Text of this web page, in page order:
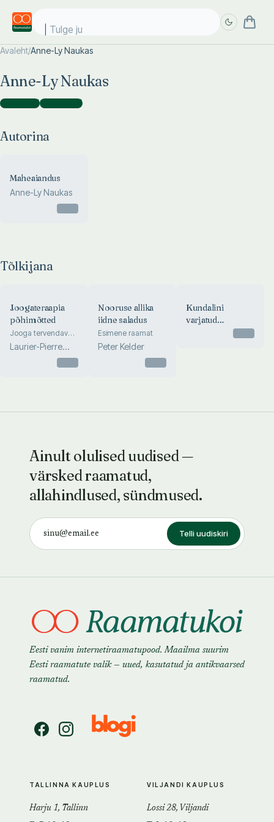
Tulge jub
Avaleht/Anne-Ly Naukas
Anne-Ly Naukas
Autorina )Tõlkijana )
Autorina
Maheaiandus
Anne-Ly Naukas
Tõlkijana
Joogateraapia
põhimõtted
Jooga tervendav
vägi ja revolutsioon
bioloogias
Laurier-Pierre
Desjardins D. O.
Nooruse allika
iidne saladus
Esimene raamat
Peter Kelder
Kundalini
varjatud
müsteeriumid
Ainult olulised uudised —
värsked raamatud,
allahindlused, sündmused.
Telli uudiskiri
Eesti vanim internetiraamatupood. Maailma suurim
Eesti raamatute valik — uued, kasutatud ja antikvaarsed
raamatud.
TALLINNA KAUPLUS
Harju 1, Tallinn
VILJANDI KAUPLUS
Lossi 28, Viljandi